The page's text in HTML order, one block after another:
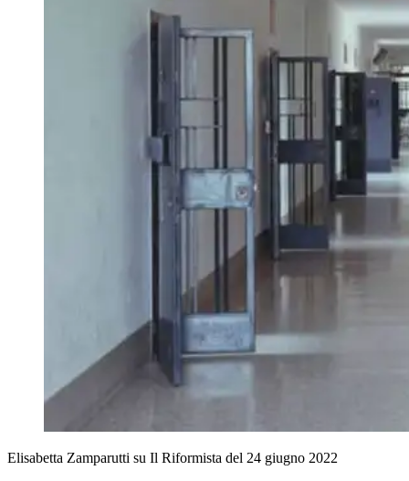
Elisabetta Zamparutti su Il Riformista del 24 giugno 2022